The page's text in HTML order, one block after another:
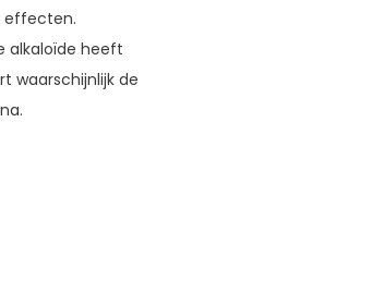
effecten.
alkaloïde heeft
waarschijnlijk de